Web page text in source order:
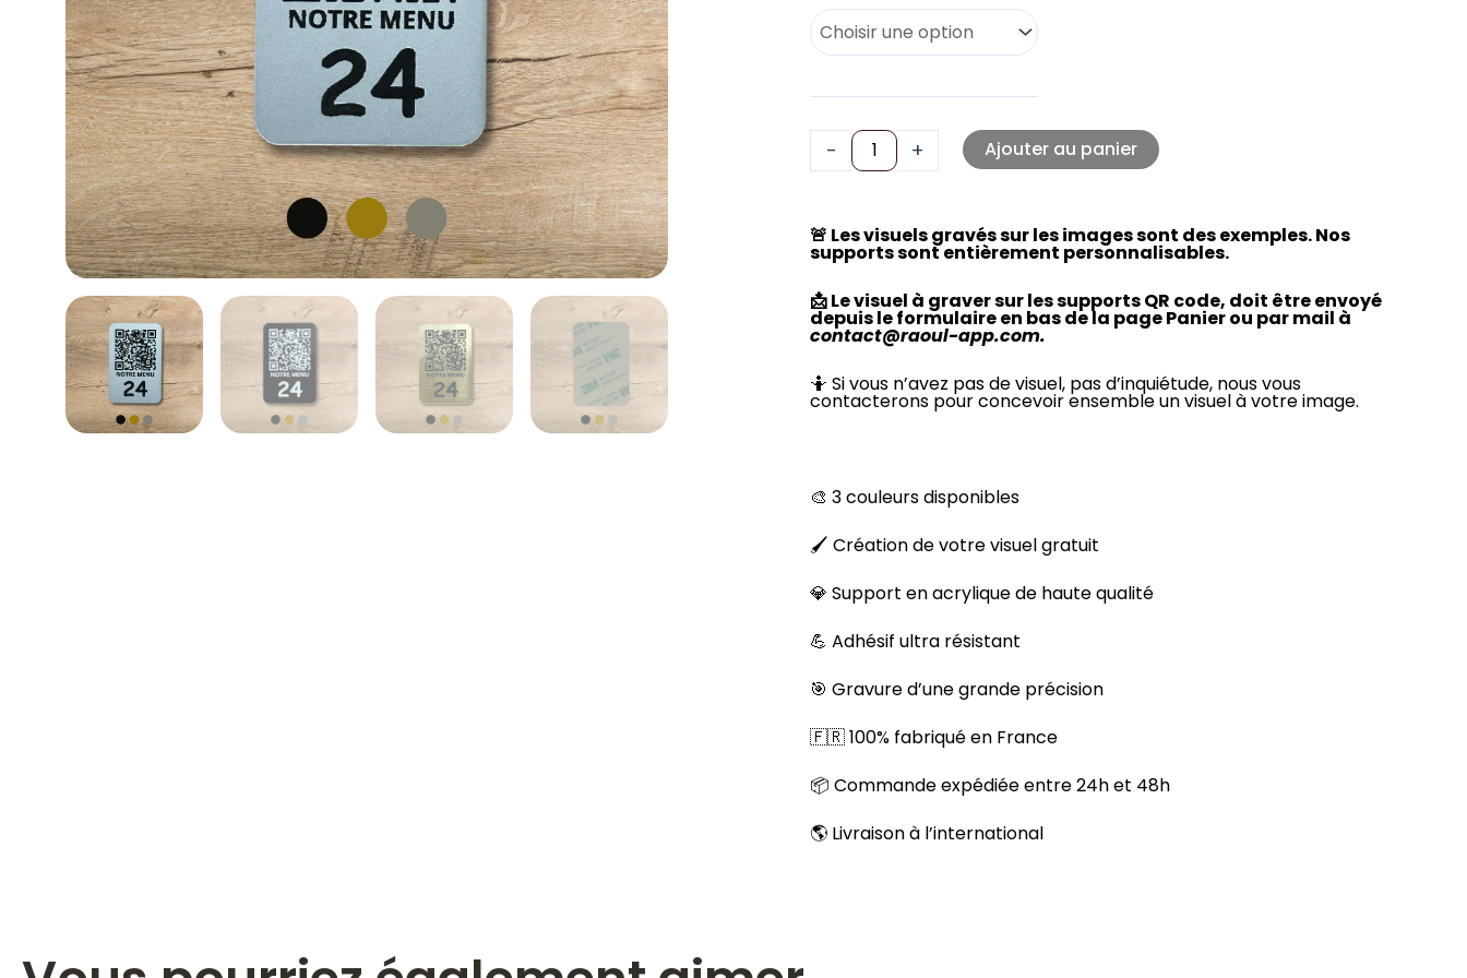
- + Ajouter au panier
🚨 Les visuels gravés sur les images sont des exemples. Nos
supports sont entièrement personnalisables.
📩 Le visuel à graver sur les supports QR code, doit être envoyé
depuis le formulaire en bas de la page Panier ou par mail à
contact@raoul-app.com.
🤷 Si vous n’avez pas de visuel, pas d’inquiétude, nous vous
contacterons pour concevoir ensemble un visuel à votre image.
🎨 3 couleurs disponibles
🖌️ Création de votre visuel gratuit
💎 Support en acrylique de haute qualité
💪 Adhésif ultra résistant
🎯 Gravure d’une grande précision
🇫🇷 100% fabriqué en France
📦 Commande expédiée entre 24h et 48h
🌎 Livraison à l’international